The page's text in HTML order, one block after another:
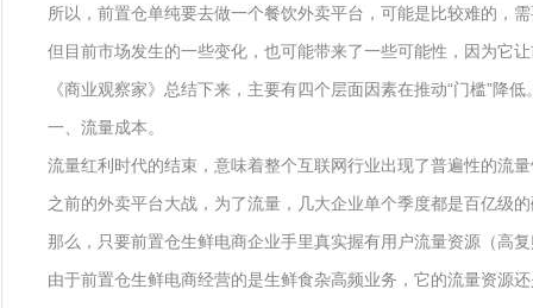
所以，前置仓单纯要去做一个餐饮外卖平台，可能是比较难的，
但目前市场发生的一些变化，也可能带来了一些可能性，因为它
《商业观察家》总结下来，主要有四个层面因素在推动“门槛”降低
一、流量成本。
流量红利时代的结束，意味着整个互联网行业出现了普遍性的流
之前的外卖平台大战，为了流量，几大企业单个季度都是百亿级
那么，只要前置仓生鲜电商企业手里真实握有用户流量资源（高
由于前置仓生鲜电商经营的是生鲜食杂高频业务，它的流量资源